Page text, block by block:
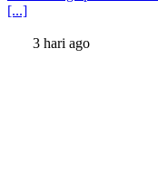
[...]
3 hari ago